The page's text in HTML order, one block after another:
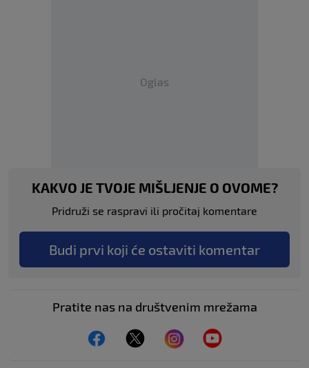
Oglas
KAKVO JE TVOJE MIŠLJENJE O OVOME?
Pridruži se raspravi ili pročitaj komentare
Budi prvi koji će ostaviti komentar
Pratite nas na društvenim mrežama